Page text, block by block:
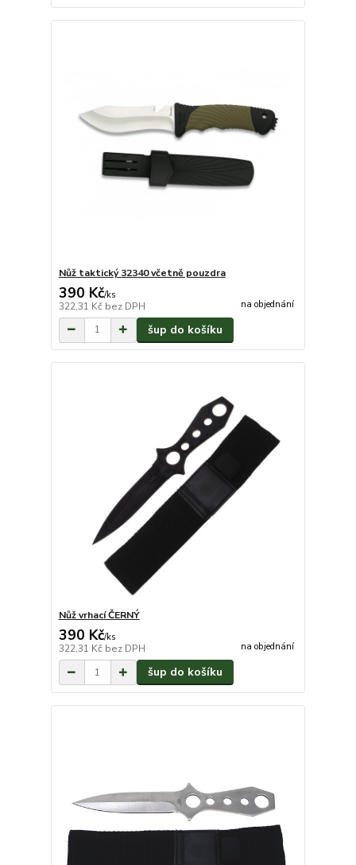
Nůž taktický 32340 včetně pouzdra
390 Kč/ks
322,31 Kč bez DPH na objednání
šup do košíku
Nůž vrhací ČERNÝ
390 Kč/ks
322,31 Kč bez DPH na objednání
šup do košíku